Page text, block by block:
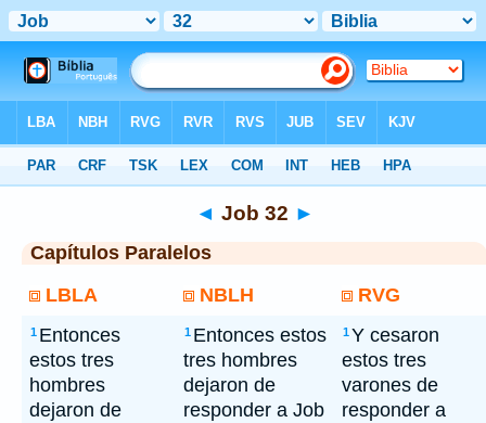
◄ Job 32 ►
Capítulos Paralelos
LBLA
NBLH RVG
1 Entonces
estos tres
hombres
dejaron de
1 Entonces estos
tres hombres
dejaron de
responder a Job
1Y cesaron
estos tres
varones de
responder a